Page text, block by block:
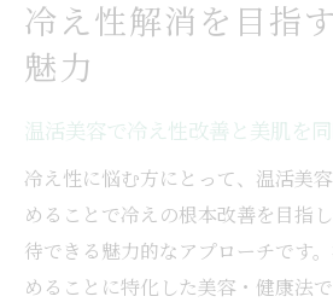
冷え性解消を目指
魅力
温活美容で冷え性改善と美肌を
冷え性に悩む方にとって、温活美
めることで冷えの根本改善を目指
待できる魅力的なアプローチです
めることに特化した美容・健康法